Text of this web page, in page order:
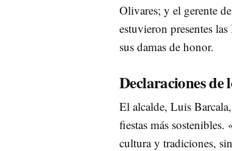
Olivares; y el gerente
estuvieron presentes
sus damas de honor.
Declaraciones de
El alcalde, Luis
fiestas más
cultura y tradiciones,